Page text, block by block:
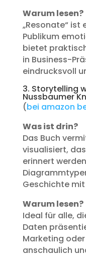
Warum lesen?
„Resonate“ ist
Publikum
bietet
in Business-
eindrucksvoll
3. Storytelling
Nussbaumer
(bei amazon
Was ist drin?
Das Buch
visualisiert,
erinnert
Geschichte mit
Warum lesen?
Ideal für alle,
Daten
Marketing
anschaulich